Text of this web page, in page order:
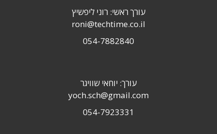
עורך ראשי: רוני ליפשיץ
roni@techtime.co.il
054-7882840
עורך: יוחאי שוויגר
yoch.sch@gmail.com
054-7923331